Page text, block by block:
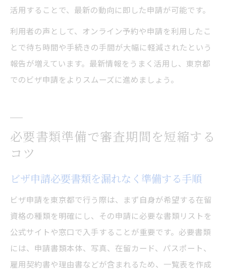
活用することで、最新の動向に即した申請が可能です。
利用者の声として、オンライン予約や申請を利用したこ
とで待ち時間や手続きの手間が大幅に軽減されたという
報告が増えています。最新情報をうまく活用し、東京都
でのビザ申請をよりスムーズに進めましょう。
必要書類準備で審査期間を短縮する
コツ
ビザ申請必要書類を漏れなく準備する手順
ビザ申請を東京都で行う際は、まず自身が希望する在留
資格の種類を明確にし、その申請に必要な書類リストを
公式サイトや窓口で入手することが重要です。必要書類
には、申請書類本体、写真、在留カード、パスポート、
雇用契約書や理由書などが含まれるため、一覧表を作成